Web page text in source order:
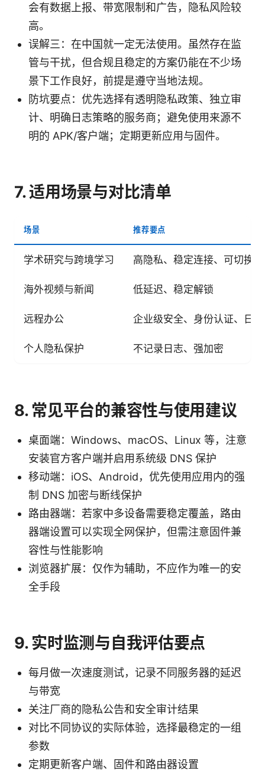
会有数据上报、带宽限制和广告，隐私风险较
高。
误解三：在中国就一定无法使用。虽然存在监
管与干扰，但合规且稳定的方案仍能在不少场
景下工作良好，前提是遵守当地法规。
防坑要点：优先选择有透明隐私政策、独立审
计、明确日志策略的服务商；避免使用来源不
明的 APK/客户端；定期更新应用与固件。
7. 适用场景与对比清单
场景 推荐要点
学术研究与跨境学习 高隐私、稳定连接、可切换
海外视频与新闻 低延迟、稳定解锁
远程办公 企业级安全、身份认证、日
个人隐私保护 不记录日志、强加密
8. 常见平台的兼容性与使用建议
桌面端：Windows、macOS、Linux 等，注意
安装官方客户端并启用系统级 DNS 保护
移动端：iOS、Android，优先使用应用内的强
制 DNS 加密与断线保护
路由器端：若家中多设备需要稳定覆盖，路由
器端设置可以实现全网保护，但需注意固件兼
容性与性能影响
浏览器扩展：仅作为辅助，不应作为唯一的安
全手段
9. 实时监测与自我评估要点
每月做一次速度测试，记录不同服务器的延迟
与带宽
关注厂商的隐私公告和安全审计结果
对比不同协议的实际体验，选择最稳定的一组
参数
定期更新客户端、固件和路由器设置